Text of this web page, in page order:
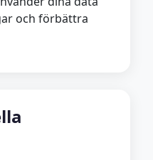
och förbättra